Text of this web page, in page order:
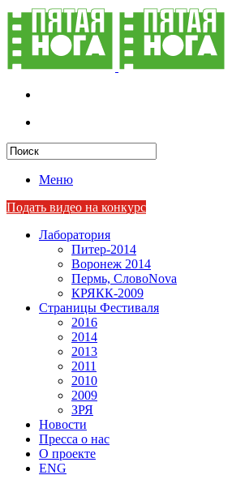
Меню
Подать видео на конкурс
Лаборатория
Питер-2014
Воронеж 2014
Пермь, СловоNova
КРЯКК-2009
Страницы Фестиваля
2016
2014
2013
2011
2010
2009
ЗРЯ
Новости
Пресса о нас
О проекте
ENG